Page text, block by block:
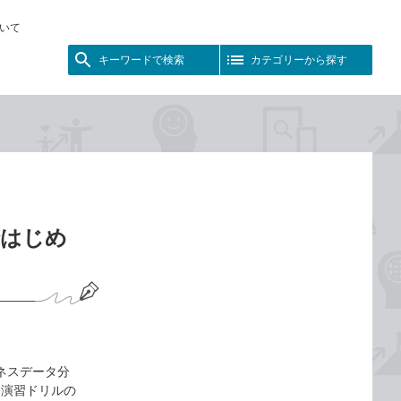
て
キーワードで検索 カテゴリーから探す
じめ
スデータ分
習ドリルの